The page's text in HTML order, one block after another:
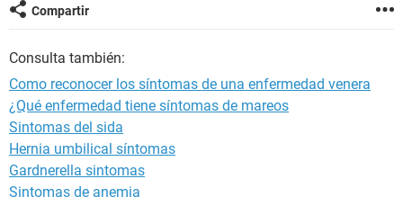
Compartir
Consulta también:
Como reconocer los síntomas de una enfermedad venera
¿Qué enfermedad tiene síntomas de mareos
Sintomas del sida
Hernia umbilical síntomas
Gardnerella sintomas
Sintomas de anemia